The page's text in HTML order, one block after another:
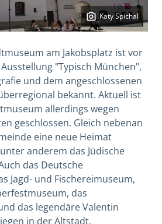
Katy Spichal
am Jakobsplatz ist vor
"Typisch München",
und dem angeschlossenen
bekannt. Aktuell ist
allerdings wegen
geschlossen. Gleich nebenan
eine neue Heimat
anderem das Jüdische
das Deutsche
Jagd- und Fischereimuseum,
das
das legendäre Valentin
in der Altstadt.